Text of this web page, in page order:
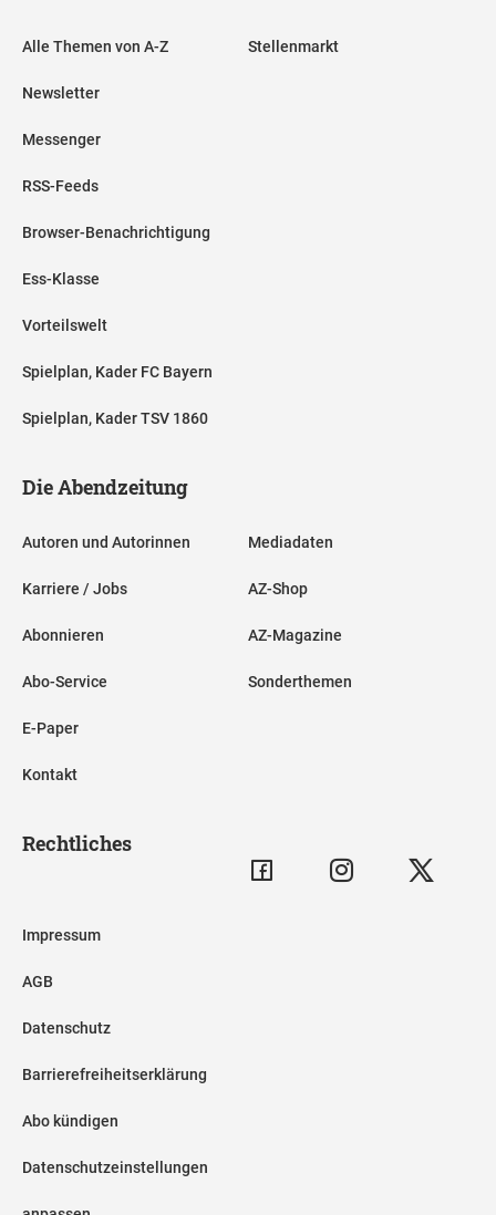
Alle Themen von A-Z
Newsletter
Messenger
RSS-Feeds
Browser-Benachrichtigung
Ess-Klasse
Vorteilswelt
Spielplan, Kader FC Bayern
Spielplan, Kader TSV 1860
Stellenmarkt
Die Abendzeitung
Autoren und Autorinnen
Karriere / Jobs
Abonnieren
Abo-Service
E-Paper
Kontakt
Mediadaten
AZ-Shop
AZ-Magazine
Sonderthemen
Rechtliches
Impressum
AGB
Datenschutz
Barrierefreiheitserklärung
Abo kündigen
Datenschutzeinstellungen